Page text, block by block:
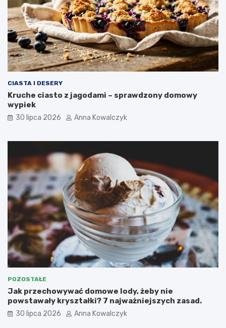
CIASTA I DESERY
Kruche ciasto z jagodami – sprawdzony domowy
wypiek
30 lipca 2026 Anna Kowalczyk
POZOSTAŁE
Jak przechowywać domowe lody, żeby nie
powstawały kryształki? 7 najważniejszych zasad.
30 lipca 2026 Anna Kowalczyk